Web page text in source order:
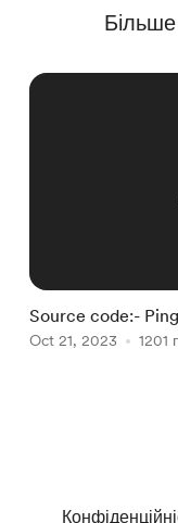
Source code:-
Javascript.
Oct 21, 2023 1201